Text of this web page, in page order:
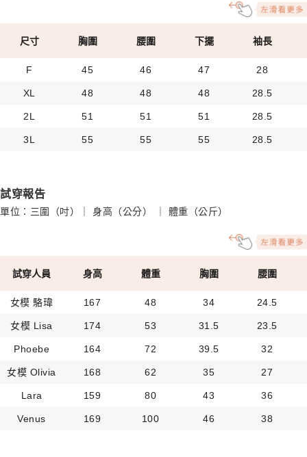
尺寸 胸圍 腰圍 下擺 袖長
F 45 46 47 28
XL 48 48 48 28.5
2L 51 51 51 28.5
3L 55 55 55 28.5
試穿報告
單位：三圍（吋）｜ 身高（公分） ｜ 體重（公斤）
試穿人員 身高 體重 胸圍 腰圍
女模 駱瑋 167 48 34 24.5
女模 Lisa 174 53 31.5 23.5
Phoebe 164 72 39.5 32
女模 Olivia 168 62 35 27
Lara 159 80 43 36
Venus 169 100 46 38